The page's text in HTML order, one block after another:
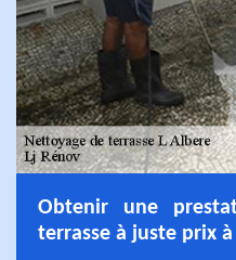
Obtenir une
terrasse à juste prix